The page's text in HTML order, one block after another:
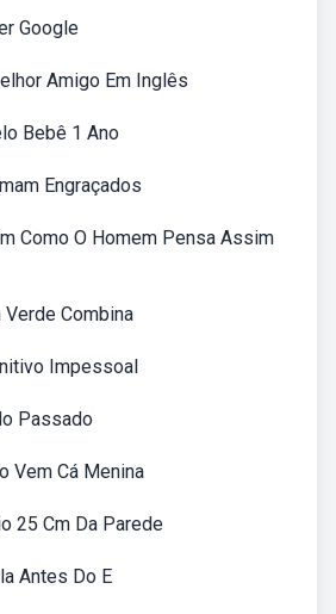
Google
Amigo Em Inglês
Bebê 1 Ano
Engraçados
Como O Homem Pensa Assim
Combina
Impessoal
Passado
Vem Cá Menina
25 Cm Da Parede
Antes Do E